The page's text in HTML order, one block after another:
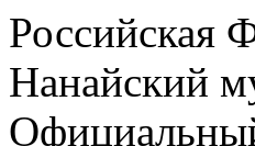
Российская
Нанайский